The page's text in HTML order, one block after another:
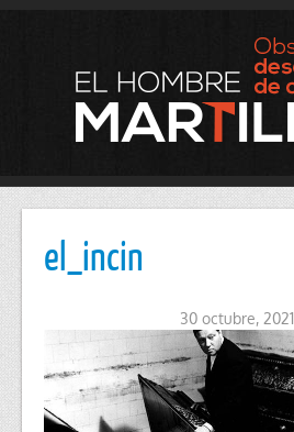
el_incin
30 octubre, 2021